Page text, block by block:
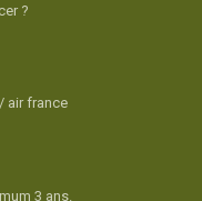
?
air france
3 ans.